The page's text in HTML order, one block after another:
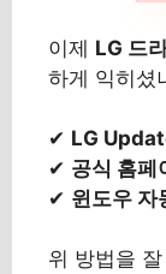
이제 LG 드
하게 익히셨
✔ LG
✔ 공식 홈페
✔ 윈도우 자
위 방법을